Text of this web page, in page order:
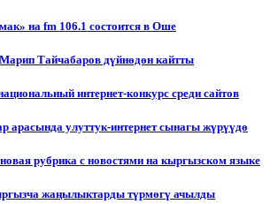
на fm 106.1 состоится в Оше
Тайчабаров дүйнөдөн кайтты
интернет-конкурс среди сайтов
арасында улуттук-интернет сынагы жүрүүдө
рубрика с новостями на кыргызском языке
жаңылыктарды түрмөгү ачылды